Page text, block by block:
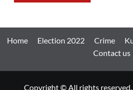
Home Election 2022 Crime
Contact us
Copyright © All rights reserved.